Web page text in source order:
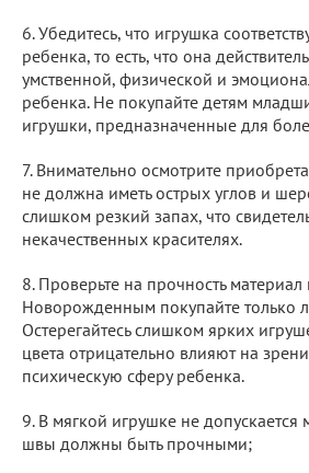
6. Убедитесь, что игрушка
ребенка, то есть, что она
умственной, физической и
ребенка. Не покупайте детям
игрушки, предназначенные для
7. Внимательно осмотрите
не должна иметь острых углов и
слишком резкий запах, что
некачественных красителях.
8. Проверьте на прочность
Новорожденным покупайте только
Остерегайтесь слишком ярких
цвета отрицательно влияют на
психическую сферу ребенка.
9. В мягкой игрушке не допускается
швы должны быть прочными;